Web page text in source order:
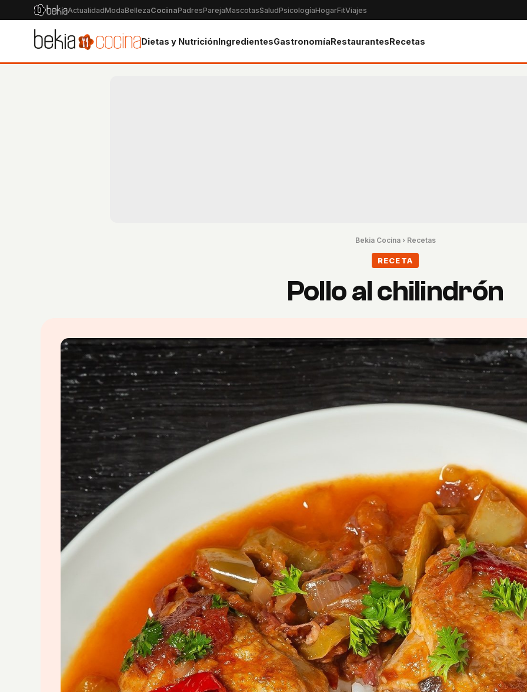
ActualidadModaBellezaCocinaPadresParejaMascotasSaludPsicologíaHogarFitViajes
Dietas y NutriciónIngredientesGastronomíaRestaurantesRecetas
Bekia Cocina› Recetas
RECETA
Pollo al chilindrón